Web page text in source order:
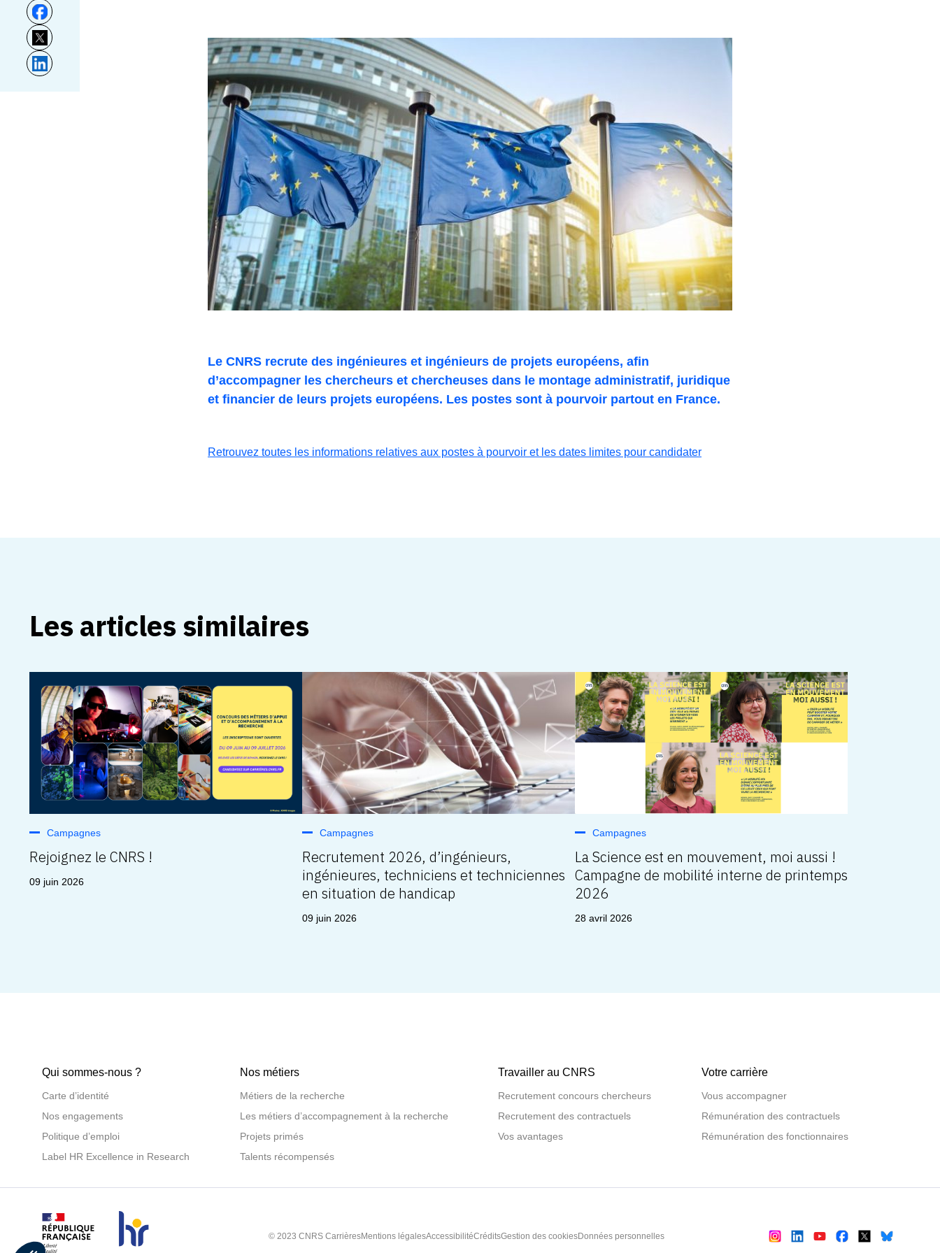
Le CNRS recrute des ingénieures et ingénieurs de projets européens, afin
d’accompagner les chercheurs et chercheuses dans le montage administratif, juridique
et financier de leurs projets européens. Les postes sont à pourvoir partout en France.
Retrouvez toutes les informations relatives aux postes à pourvoir et les dates limites pour candidater
Les articles similaires
Campagnes
Rejoignez le CNRS !
09 juin 2026
Campagnes
Recrutement 2026, d’ingénieurs,
ingénieures, techniciens et techniciennes
en situation de handicap
09 juin 2026
Campagnes
La Science est en mouvement, moi aussi !
Campagne de mobilité interne de printemps
2026
28 avril 2026
Qui sommes-nous ?
Carte d’identité
Nos engagements
Politique d’emploi
Label HR Excellence in Research
Nos métiers
Métiers de la recherche
Les métiers d’accompagnement à la recherche
Projets primés
Talents récompensés
Travailler au CNRS
Recrutement concours chercheurs
Recrutement des contractuels
Vos avantages
Votre carrière
Vous accompagner
Rémunération des contractuels
Rémunération des fonctionnaires
© 2023 CNRS CarrièresMentions légalesAccessibilitéCréditsGestion des cookiesDonnées personnelles